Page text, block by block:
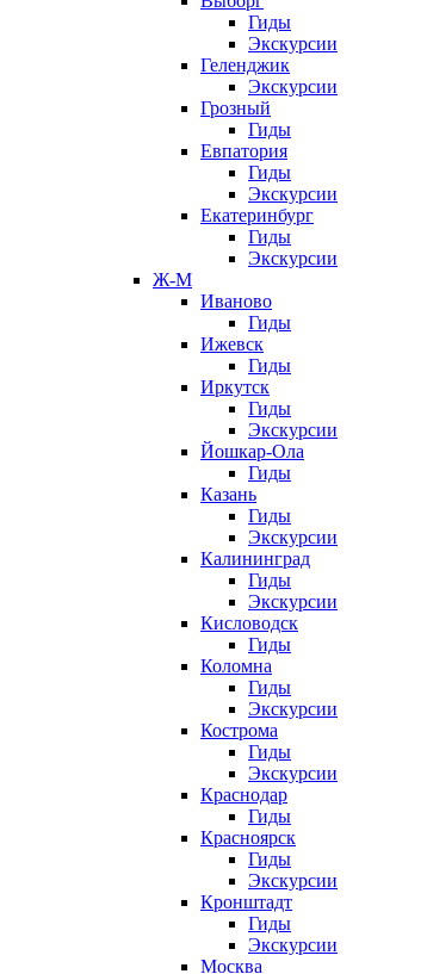
Гиды
Экскурсии
Геленджик
Экскурсии
Грозный
Гиды
Евпатория
Гиды
Экскурсии
Екатеринбург
Гиды
Экскурсии
Ж-М
Иваново
Гиды
Ижевск
Гиды
Иркутск
Гиды
Экскурсии
Йошкар-Ола
Гиды
Казань
Гиды
Экскурсии
Калининград
Гиды
Экскурсии
Кисловодск
Гиды
Коломна
Гиды
Экскурсии
Кострома
Гиды
Экскурсии
Краснодар
Гиды
Красноярск
Гиды
Экскурсии
Кронштадт
Гиды
Экскурсии
Москва